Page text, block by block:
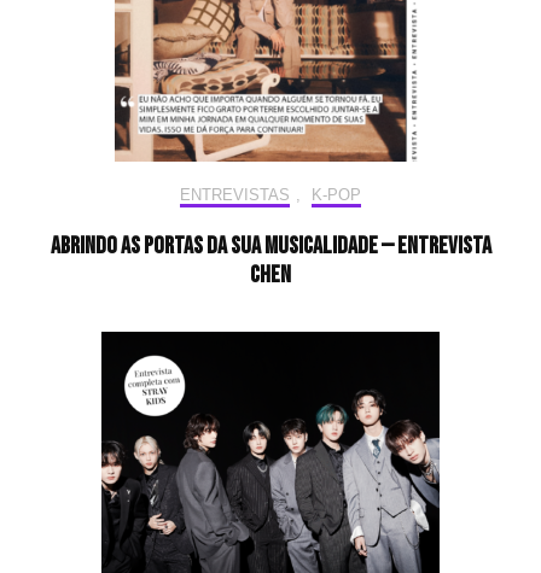
ENTREVISTAS K-POP
Abrindo as portas da sua musicalidade — Entrevista
CHEN